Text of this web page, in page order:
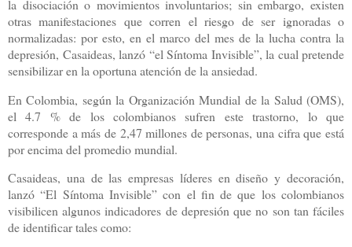
la disociación o movimientos involuntarios; sin embargo, existen
otras manifestaciones que corren el riesgo de ser ignoradas o
normalizadas: por esto, en el marco del mes de la lucha contra la
depresión, Casaideas, lanzó “el Síntoma Invisible”, la cual pretende
sensibilizar en la oportuna atención de la ansiedad.
En Colombia, según la Organización Mundial de la Salud (OMS),
el 4.7 % de los colombianos sufren este trastorno, lo que
corresponde a más de 2,47 millones de personas, una cifra que está
por encima del promedio mundial.
Casaideas, una de las empresas líderes en diseño y decoración,
lanzó “El Síntoma Invisible” con el fin de que los colombianos
visibilicen algunos indicadores de depresión que no son tan fáciles
de identificar tales como: